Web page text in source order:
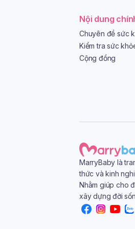
Nội dung
Chuyên đề sức
Kiểm tra sức
Cộng đồng
MarryBaby là
thức và kinh
Nhằm giúp cho
xây dựng đời